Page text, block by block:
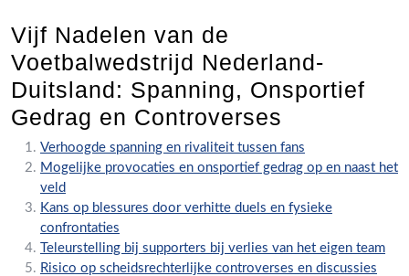
Vijf Nadelen van de
Voetbalwedstrijd Nederland-
Duitsland: Spanning, Onsportief
Gedrag en Controverses
Verhoogde spanning en rivaliteit tussen fans
Mogelijke provocaties en onsportief gedrag op en naast het
veld
Kans op blessures door verhitte duels en fysieke
confrontaties
Teleurstelling bij supporters bij verlies van het eigen team
Risico op scheidsrechterlijke controverses en discussies